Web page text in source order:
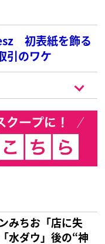
初表紙を飾る
引のワケ
みちお「店に失
水ダウ」後の“神